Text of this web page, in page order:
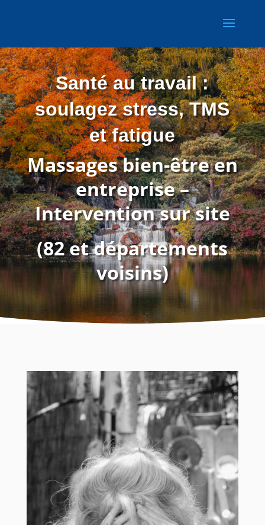
Santé au travail :
soulagez stress, TMS
et fatigue
Massages bien-être en
entreprise –
Intervention sur site
(82 et départements
voisins)